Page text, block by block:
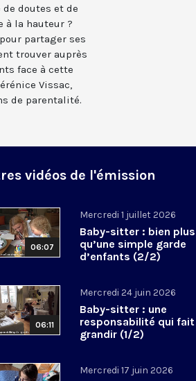
doutes et de
à la hauteur ?
partager ses
trouver auprès
face à cette
Vissac,
de parentalité.
vidéos de l'émission
06:07
Mercredi 1 juillet 2026
Baby-sitter : bien plus
qu’une simple garde
d’enfants (2/2)
06:11
Mercredi 24 juin 2026
Baby-sitter : une
responsabilité qui fait
grandir (1/2)
Mercredi 17 juin 2026